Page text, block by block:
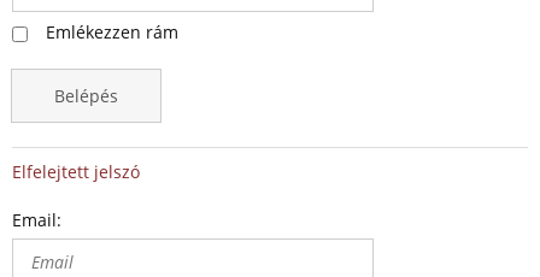
Emlékezzen rám
Belépés
Elfelejtett jelszó
Email: